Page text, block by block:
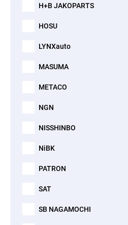
H+B JAKOPARTS
HOSU
LYNXauto
MASUMA
METACO
NGN
NISSHINBO
NiBK
PATRON
SAT
SB NAGAMOCHI